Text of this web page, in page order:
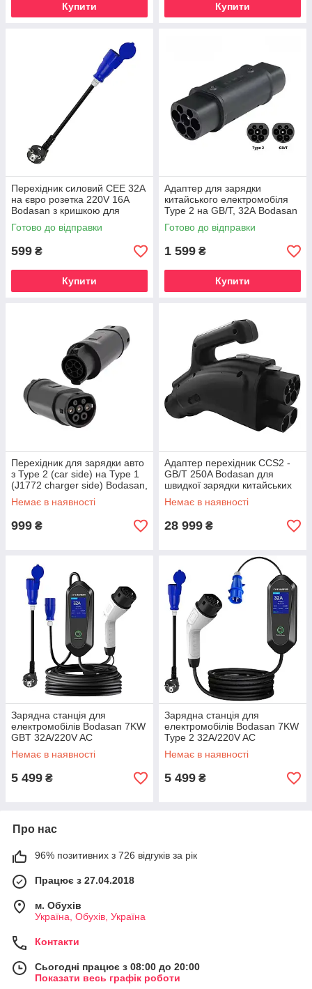
Купити Купити
Перехідник силовий CEE 32A
на євро розетка 220V 16A
Bodasan з кришкою для
зарядки авто та побутових
приладів (06EU)
Готово до відправки
599 ₴
Купити
Адаптер для зарядки
китайського електромобіля
Type 2 на GB/T, 32А Bodasan
підтримка 1 та 3 фаз,
напруга 220–400В (FF-ZH3)
Готово до відправки
1 599 ₴
Купити
Перехідник для зарядки авто
з Type 2 (car side) на Type 1
(J1772 charger side) Bodasan,
до 32А, 7.4 кВт (T2T1)
Немає в наявності
999 ₴
Адаптер перехідник CCS2 -
GB/T 250A Bodasan для
швидкої зарядки китайських
електромобілів (CCS2-GBT)
Немає в наявності
28 999 ₴
Зарядна станція для
електромобілів Bodasan 7KW
GBT 32A/220V AC
Портативний домашній
зарядний пристрій (ST-T107)
Немає в наявності
5 499 ₴
Зарядна станція для
електромобілів Bodasan 7KW
Type 2 32A/220V AC
Портативний домашній
зарядний пристрій (ST-T106)
Немає в наявності
5 499 ₴
Про нас
96% позитивних з 726 відгуків за рік
Працює з 27.04.2018
м. Обухів
Україна, Обухів, Україна
Контакти
Сьогодні працює з 08:00 до 20:00
Показати весь графік роботи